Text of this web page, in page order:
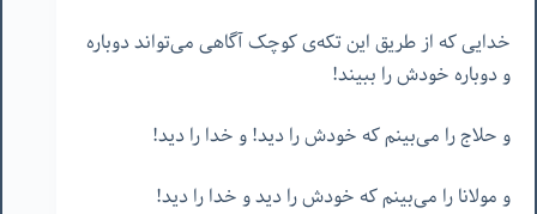
خدایی که از طریق این تکه‌ی کوچک آگاهی می‌تواند دوباره
و دوباره خودش را ببیند!
و حلاج را می‌بینم که خودش را دید! و خدا را دید!
و مولانا را می‌بینم که خودش را دید و خدا را دید!